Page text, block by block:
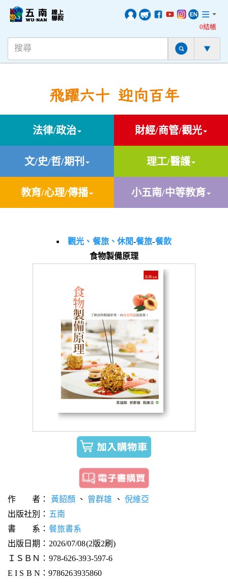
0結帳
飛躍六十 迎向百年
法律/政治 財經/商管/觀光
文/史/哲/期刊 理工/醫護
教育/心理/傳播 小五南/中等教育
觀光、餐旅、休閒-餐旅-餐飲
食物製備原理
作 者： 黃韶顏 、 曾群雄 、 倪維亞
出版社別： 五南
書 系： 餐旅書系
出版日期：2026/07/08(2版2刷)
ＩＳＢＮ：978-626-393-597-6
E I S B N：9786263935860